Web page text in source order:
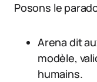
Posons le
Arena dit
modèle,
humains.